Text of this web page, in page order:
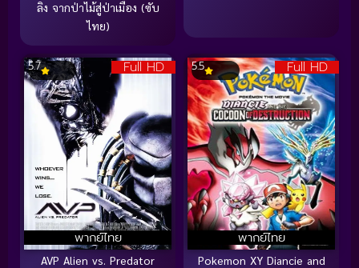
ลิง จากป่าไม้สู่ป่าเมือง (ซับ
ไทย)
Full HD
พากย์ไทย
5.7
AVP Alien vs. Predator
Full HD
พากย์ไทย
5.5
Pokemon XY Diancie and